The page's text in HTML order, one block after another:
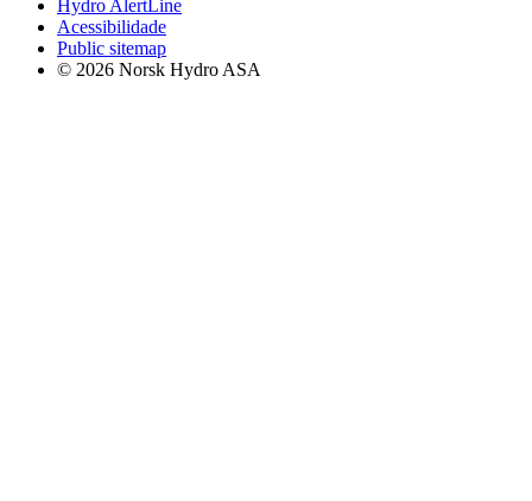
Hydro AlertLine
Acessibilidade
Public sitemap
© 2026 Norsk Hydro ASA